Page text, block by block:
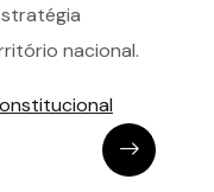
nacional.